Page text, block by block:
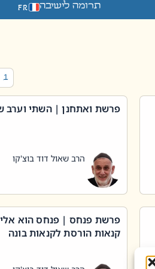
תרומה לישיבה FR
1
פרשת ואתחנן | השתי וערב
הרב שאול דוד בוצ'קו
פרשת פנחס | פנחס הוא
קנאות הורסת לקנאות בונה